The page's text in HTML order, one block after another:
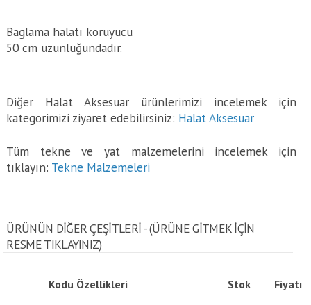
Baglama halatı koruyucu
50 cm uzunluğundadır.
Diğer Halat Aksesuar ürünlerimizi incelemek için
kategorimizi ziyaret edebilirsiniz: Halat Aksesuar
Tüm tekne ve yat malzemelerini incelemek için
tıklayın: Tekne Malzemeleri
ÜRÜNÜN DİĞER ÇEŞİTLERİ - (ÜRÜNE GITMEK IÇIN
RESME TIKLAYINIZ)
Kodu Özellikleri Stok Fiyatı